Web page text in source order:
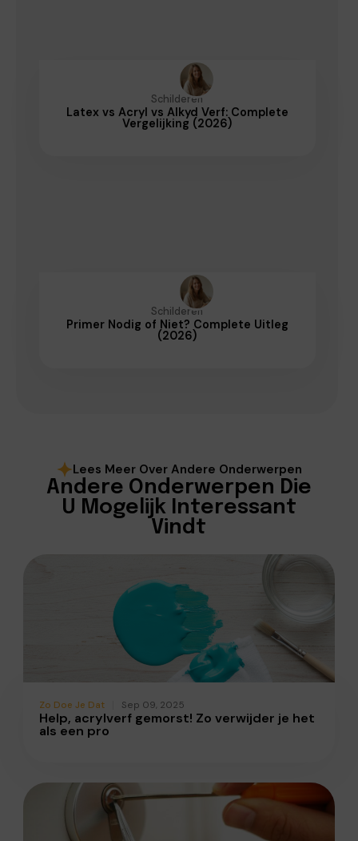
Schilderen
Latex vs Acryl vs Alkyd Verf: Complete
Vergelijking (2026)
Schilderen
Primer Nodig of Niet? Complete Uitleg
(2026)
Lees Meer Over Andere Onderwerpen
Andere Onderwerpen Die
U Mogelijk Interessant
Vindt
Zo Doe Je Dat Sep 09, 2025
Help, acrylverf gemorst! Zo verwijder je het
als een pro